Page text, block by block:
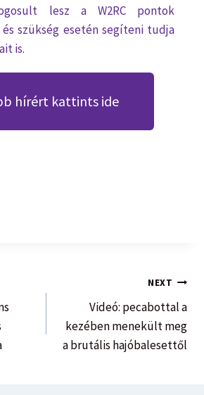
lesz a W2RC pontok
és szükség esetén segíteni tudja
is.
hírért kattints ide
NEXT
Videó: pecabottal a
kezében menekült meg
a brutális hajóbalesettől